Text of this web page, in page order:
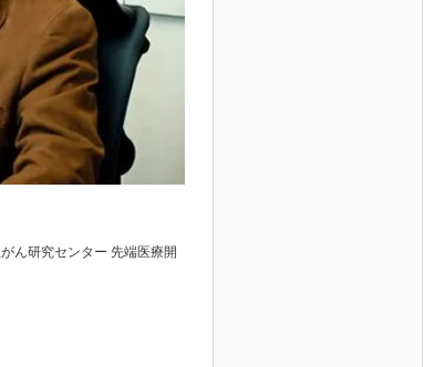
ん研究センター 先端医療開